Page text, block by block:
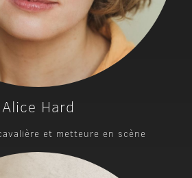
Alice Hard
et metteure en scène